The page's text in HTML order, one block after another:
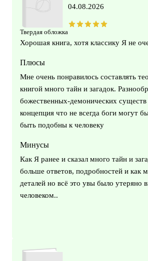
Твердая обложка
04.08.2026
Хорошая книга, хотя классику Я не
Плюсы
Мне очень понравилось составлять
книгой много тайн и загадок.
божественных-демонических существ
концепция что не всегда боги могут
быть подобны к человеку
Минусы
Как Я ранее и сказал много тайн и
больше ответов, подробностей и как
деталей но всё это увы было утеряно
человеком..